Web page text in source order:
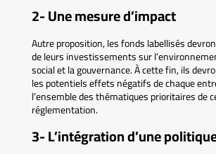
2- Une mesure d’impact
Autre proposition, les fonds labellisés
de leurs investissements sur
social et la gouvernance. À cette fin, ils
les potentiels effets négatifs de chaque
l’ensemble des thématiques prioritaires de
réglementation.
3- L’intégration d’une